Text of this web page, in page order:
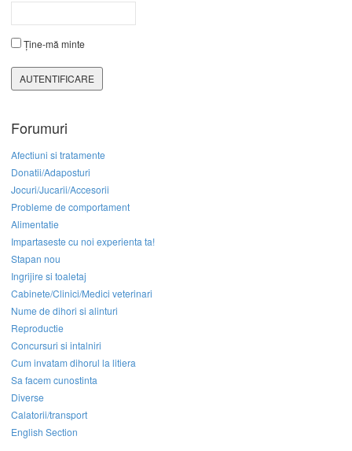
Ține-mă minte
AUTENTIFICARE
Forumuri
Afectiuni si tratamente
Donatii/Adaposturi
Jocuri/Jucarii/Accesorii
Probleme de comportament
Alimentatie
Impartaseste cu noi experienta ta!
Stapan nou
Ingrijire si toaletaj
Cabinete/Clinici/Medici veterinari
Nume de dihori si alinturi
Reproductie
Concursuri si intalniri
Cum invatam dihorul la litiera
Sa facem cunostinta
Diverse
Calatorii/transport
English Section